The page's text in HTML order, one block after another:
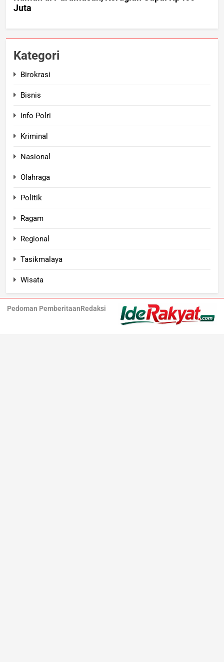
Kategori
Birokrasi
Bisnis
Info Polri
Kriminal
Nasional
Olahraga
Politik
Ragam
Regional
Tasikmalaya
Wisata
Pedoman PemberitaanRedaksi